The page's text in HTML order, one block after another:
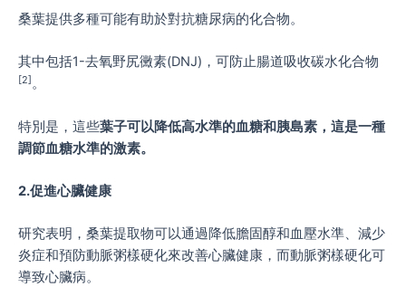
桑葉提供多種可能有助於對抗糖尿病的化合物。
其中包括1-去氧野尻黴素(DNJ)，可防止腸道吸收碳水化合物
[2] 。
特別是，這些葉子可以降低高水準的血糖和胰島素，這是一種
調節血糖水準的激素。
2.促進心臟健康
研究表明，桑葉提取物可以通過降低膽固醇和血壓水準、減少
炎症和預防動脈粥樣硬化來改善心臟健康，而動脈粥樣硬化可
導致心臟病。